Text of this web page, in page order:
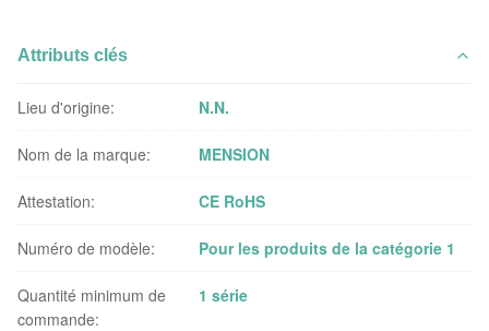
Attributs clés
Lieu d'origine: N.N.
Nom de la marque: MENSION
Attestation: CE RoHS
Numéro de modèle: Pour les produits de la catégorie 1
Quantité minimum de
commande:
1 série